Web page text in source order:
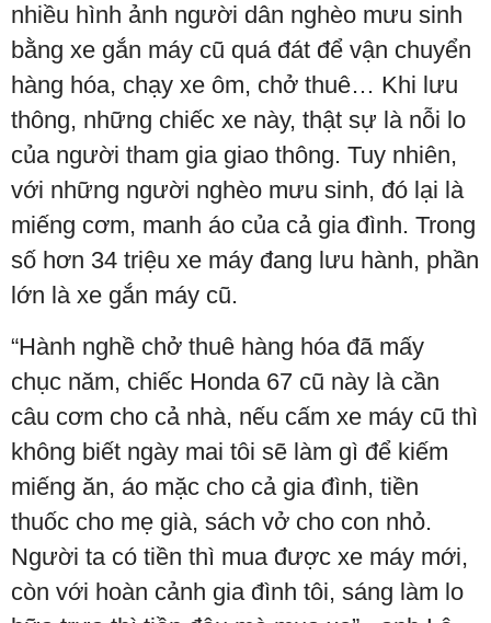
nhiều hình ảnh người dân nghèo mưu sinh
bằng xe gắn máy cũ quá đát để vận chuyển
hàng hóa, chạy xe ôm, chở thuê… Khi lưu
thông, những chiếc xe này, thật sự là nỗi lo
của người tham gia giao thông. Tuy nhiên,
với những người nghèo mưu sinh, đó lại là
miếng cơm, manh áo của cả gia đình. Trong
số hơn 34 triệu xe máy đang lưu hành, phần
lớn là xe gắn máy cũ.
“Hành nghề chở thuê hàng hóa đã mấy
chục năm, chiếc Honda 67 cũ này là cần
câu cơm cho cả nhà, nếu cấm xe máy cũ thì
không biết ngày mai tôi sẽ làm gì để kiếm
miếng ăn, áo mặc cho cả gia đình, tiền
thuốc cho mẹ già, sách vở cho con nhỏ.
Người ta có tiền thì mua được xe máy mới,
còn với hoàn cảnh gia đình tôi, sáng làm lo